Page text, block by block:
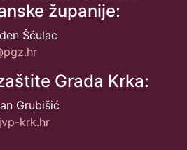
županije:
Šćulac
Grada Krka:
Grubišić
krk.hr